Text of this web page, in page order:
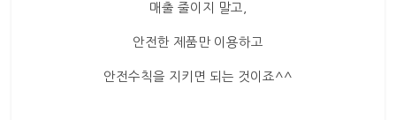
매출 줄이지 말고,
안전한 제품만 이용하고
안전수칙을 지키면 되는 것이죠^^